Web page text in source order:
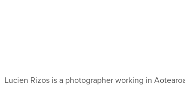
Lucien Rizos is a photographer working in